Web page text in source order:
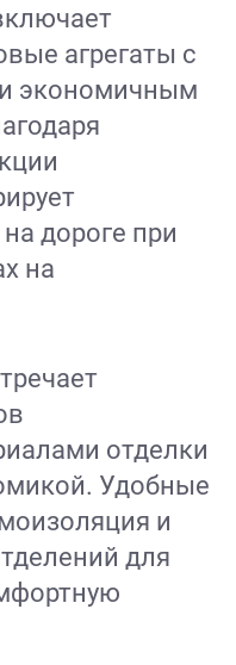
агрегаты с
экономичным
дороге при
на
отделки
Удобные
и
для